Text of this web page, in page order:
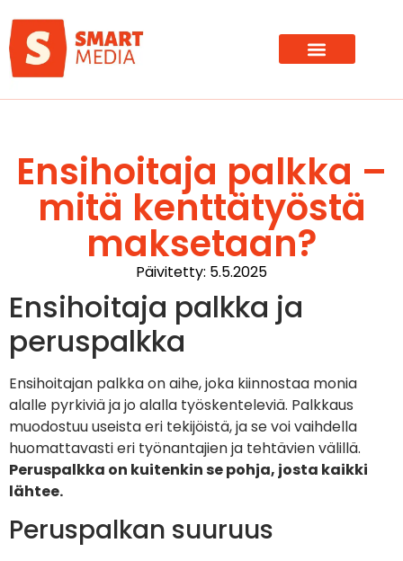
Ensihoitaja palkka –
mitä kenttätyöstä
maksetaan?
Päivitetty: 5.5.2025
Ensihoitaja palkka ja
peruspalkka
Ensihoitajan palkka on aihe, joka kiinnostaa monia
alalle pyrkiviä ja jo alalla työskenteleviä. Palkkaus
muodostuu useista eri tekijöistä, ja se voi vaihdella
huomattavasti eri työnantajien ja tehtävien välillä.
Peruspalkka on kuitenkin se pohja, josta kaikki
lähtee.
Peruspalkan suuruus